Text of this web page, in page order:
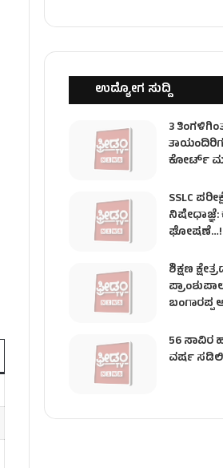
ಉದ್ಯೋಗ ಸುದ್ದಿ
3
ಕೋರ್ಟ್
SSLC
ಘೋಷಣೆ…!
ಶಿಕ್ಷಣ
ಬಂಗಾರಪ್ಪ
56 ಸಾವಿರ
ವರ್ಷ